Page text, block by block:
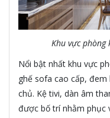
Khu vực phòng
Nổi bật nhất khu vực
ghế sofa cao cấp,
chủ. Kệ tivi, dàn âm
được bố trí nhằm phục